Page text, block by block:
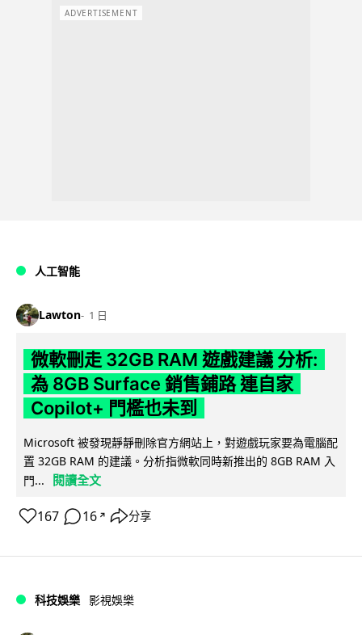
ADVERTISEMENT
人工智能
Lawton 1 日
微軟刪走 32GB RAM 遊戲建議 分析:
為 8GB Surface 銷售鋪路 連自家
Copilot+ 門檻也未到
Microsoft 被發現靜靜刪除官方網站上，對遊戲玩家要為電腦配
置 32GB RAM 的建議。分析指微軟同時新推出的 8GB RAM 入
門...
閱讀全文
167 16 ↗ 分享
科技娛樂 影視娛樂